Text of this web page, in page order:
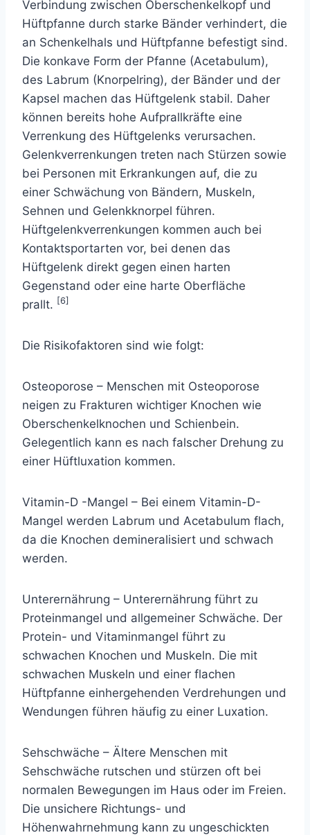
Verbindung zwischen Oberschenkelkopf und
Hüftpfanne durch starke Bänder verhindert, die
an Schenkelhals und Hüftpfanne befestigt sind.
Die konkave Form der Pfanne (Acetabulum),
des Labrum (Knorpelring), der Bänder und der
Kapsel machen das Hüftgelenk stabil. Daher
können bereits hohe Aufprallkräfte eine
Verrenkung des Hüftgelenks verursachen.
Gelenkverrenkungen treten nach Stürzen sowie
bei Personen mit Erkrankungen auf, die zu
einer Schwächung von Bändern, Muskeln,
Sehnen und Gelenkknorpel führen.
Hüftgelenkverrenkungen kommen auch bei
Kontaktsportarten vor, bei denen das
Hüftgelenk direkt gegen einen harten
Gegenstand oder eine harte Oberfläche
prallt. [6]
Die Risikofaktoren sind wie folgt:
Osteoporose – Menschen mit Osteoporose
neigen zu Frakturen wichtiger Knochen wie
Oberschenkelknochen und Schienbein.
Gelegentlich kann es nach falscher Drehung zu
einer Hüftluxation kommen.
Vitamin-D -Mangel – Bei einem Vitamin-D-
Mangel werden Labrum und Acetabulum flach,
da die Knochen demineralisiert und schwach
werden.
Unterernährung – Unterernährung führt zu
Proteinmangel und allgemeiner Schwäche. Der
Protein- und Vitaminmangel führt zu
schwachen Knochen und Muskeln. Die mit
schwachen Muskeln und einer flachen
Hüftpfanne einhergehenden Verdrehungen und
Wendungen führen häufig zu einer Luxation.
Sehschwäche – Ältere Menschen mit
Sehschwäche rutschen und stürzen oft bei
normalen Bewegungen im Haus oder im Freien.
Die unsichere Richtungs- und
Höhenwahrnehmung kann zu ungeschickten